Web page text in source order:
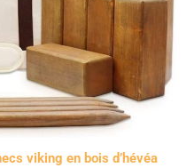
viking en bois d’hévéa